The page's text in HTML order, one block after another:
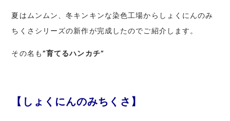
夏はムンムン、冬キンキンな染色工場からしょくにんのみ
ちくさシリーズの新作が完成したのでご紹介します。
その名も”育てるハンカチ”
【しょくにんのみちくさ】